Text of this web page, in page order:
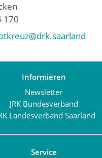
170
Informieren
Newsletter
JRK Bundesverband
Landesverband Saarland
Service